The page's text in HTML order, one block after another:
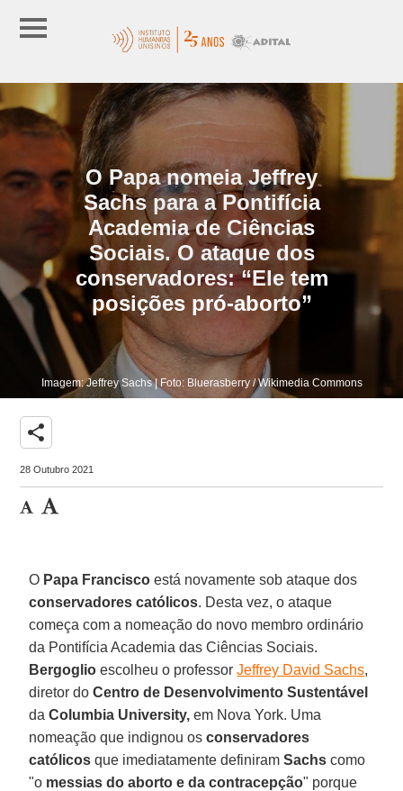
O Papa nomeia Jeffrey
Sachs para a Pontifícia
Academia de Ciências
Sociais. O ataque dos
conservadores: “Ele tem
posições pró-aborto”
Imagem: Jeffrey Sachs | Foto: Bluerasberry / Wikimedia Commons
share
28 Outubro 2021
O Papa Francisco está novamente sob ataque dos
conservadores católicos. Desta vez, o ataque
começa com a nomeação do novo membro ordinário
da Pontifícia Academia das Ciências Sociais.
Bergoglio escolheu o professorJeffrey David Sachs,
diretor doCentro de Desenvolvimento Sustentável
daColumbia University, em Nova York. Uma
nomeação que indignou osconservadores
católicos que imediatamente definiramSachs como
"o messias do aborto e da contracepção" porque